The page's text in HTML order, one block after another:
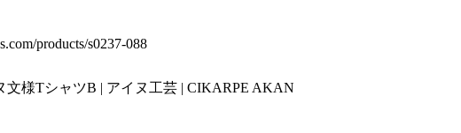
products/s0237-088
文様TシャツB | アイヌ工芸 | CIKARPE AKAN